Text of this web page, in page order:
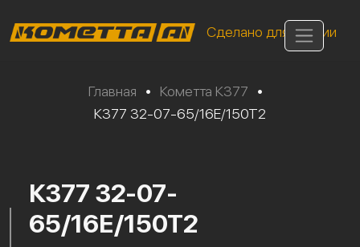
Сделано для России
Главная • Кометта К377
•
К377 32-07-65/16Е/150Т2
К377 32-07-
65/16Е/150Т2